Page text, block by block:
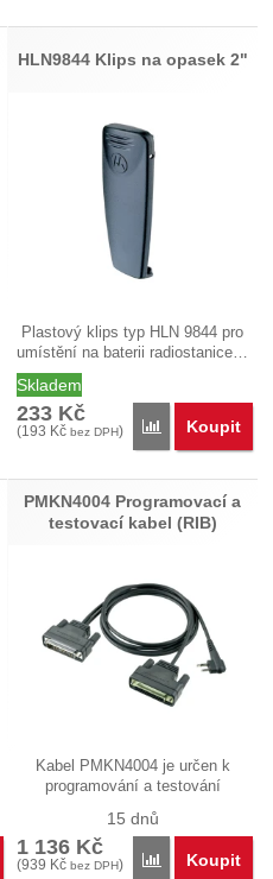
HLN9844 Klips na opasek 2"
Plastový klips typ HLN 9844 pro
umístění na baterii radiostanice…
Skladem
233 Kč
(193 Kč bez DPH) Přidat
Koupit
Kožené pouzdro pro P185' k
PMKN4004 Programovací a
testovací kabel (RIB)
Kabel PMKN4004 je určen k
programování a testování
15 dnů
1 136 Kč
(939 Kč bez DPH) Přidat
Koupit